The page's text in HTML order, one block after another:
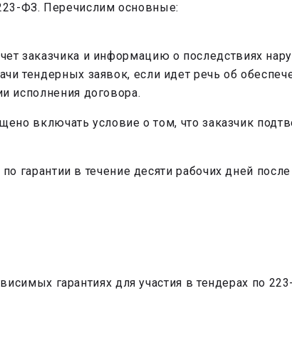
ФЗ. Перечислим основные:
заказчика и информацию о последствиях
тендерных заявок, если идет речь об
исполнения договора.
включать условие о том, что заказчик
гарантии в течение десяти рабочих дней
гарантиях для участия в тендерах по